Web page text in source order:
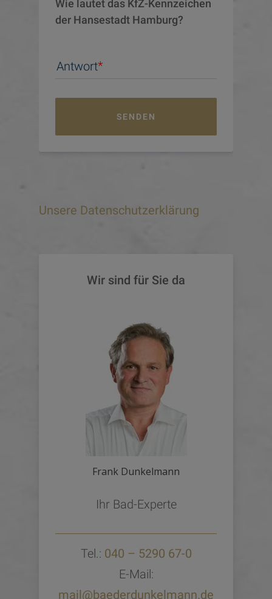
Wie lautet das KfZ-Kennzeichen
der Hansestadt Hamburg?
Antwort
SENDEN
Unsere Datenschutzerklärung
Wir sind für Sie da
Frank Dunkelmann
Ihr Bad-Experte
Tel.: 040 – 5290 67-0
E-Mail:
mail@baederdunkelmann.de